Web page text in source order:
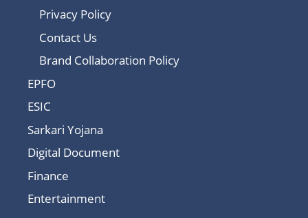
Privacy Policy
Contact Us
Brand Collaboration Policy
EPFO
ESIC
Sarkari Yojana
Digital Document
Finance
Entertainment